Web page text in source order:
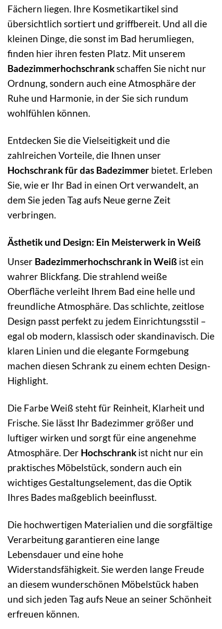
Fächern liegen. Ihre Kosmetikartikel sind
übersichtlich sortiert und griffbereit. Und all die
kleinen Dinge, die sonst im Bad herumliegen,
finden hier ihren festen Platz. Mit unserem
Badezimmerhochschrankschaffen Sie nicht nur
Ordnung, sondern auch eine Atmosphäre der
Ruhe und Harmonie, in der Sie sich rundum
wohlfühlen können.
Entdecken Sie die Vielseitigkeit und die
zahlreichen Vorteile, die Ihnen unser
Hochschrank für das Badezimmer bietet. Erleben
Sie, wie er Ihr Bad in einen Ort verwandelt, an
dem Sie jeden Tag aufs Neue gerne Zeit
verbringen.
Ästhetik und Design: Ein Meisterwerk in Weiß
Unser Badezimmerhochschrank in Weiß ist ein
wahrer Blickfang. Die strahlend weiße
Oberfläche verleiht Ihrem Bad eine helle und
freundliche Atmosphäre. Das schlichte, zeitlose
Design passt perfekt zu jedem Einrichtungsstil –
egal ob modern, klassisch oder skandinavisch. Die
klaren Linien und die elegante Formgebung
machen diesen Schrank zu einem echten Design-
Highlight.
Die Farbe Weiß steht für Reinheit, Klarheit und
Frische. Sie lässt Ihr Badezimmer größer und
luftiger wirken und sorgt für eine angenehme
Atmosphäre. Der Hochschrank ist nicht nur ein
praktisches Möbelstück, sondern auch ein
wichtiges Gestaltungselement, das die Optik
Ihres Bades maßgeblich beeinflusst.
Die hochwertigen Materialien und die sorgfältige
Verarbeitung garantieren eine lange
Lebensdauer und eine hohe
Widerstandsfähigkeit. Sie werden lange Freude
an diesem wunderschönen Möbelstück haben
und sich jeden Tag aufs Neue an seiner Schönheit
erfreuen können.